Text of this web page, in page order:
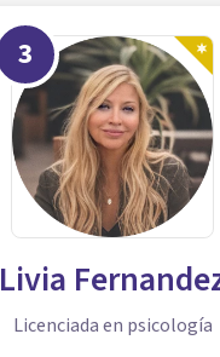
3
Livia
Licenciada en psicología